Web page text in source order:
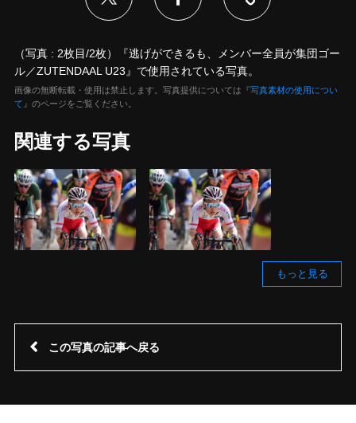
（写真 : 2枚目/2枚）『逃げができるも、メンバー全員が集団ゴー
ル／ZUTENDAAL U23』で使用されている写真。
画像の無断転載・使用は禁止します。写真提供については『写真素材の使用につい
て 』のページをご覧ください。
関連する写真
もっと見る
この写真の記事へ戻る